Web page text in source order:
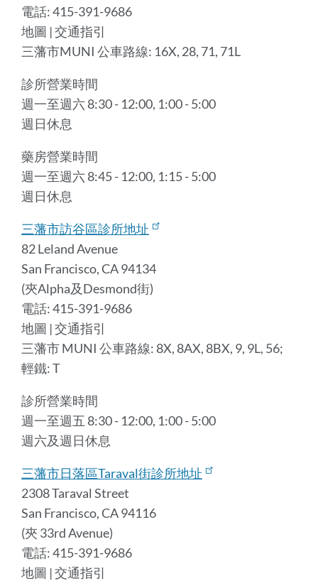
電話: 415-391-9686
地圖 | 交通指引
三藩市MUNI 公車路線: 16X, 28, 71, 71L
診所營業時間
週一至週六 8:30 - 12:00, 1:00 - 5:00
週日休息
藥房營業時間
週一至週六 8:45 - 12:00, 1:15 - 5:00
週日休息
三藩市訪谷區診所地址
82 Leland Avenue
San Francisco, CA 94134
(夾Alpha及Desmond街)
電話: 415-391-9686
地圖 | 交通指引
三藩市 MUNI 公車路線: 8X, 8AX, 8BX, 9, 9L, 56;
輕鐵: T
診所營業時間
週一至週五 8:30 - 12:00, 1:00 - 5:00
週六及週日休息
三藩市日落區Taraval街診所地址
2308 Taraval Street
San Francisco, CA 94116
(夾 33rd Avenue)
電話: 415-391-9686
地圖 | 交通指引